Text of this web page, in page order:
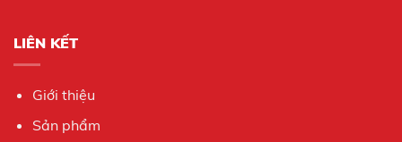
LIÊN KẾT
Giới thiệu
Sản phẩm